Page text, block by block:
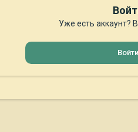
Уже есть аккаунт?
Войти